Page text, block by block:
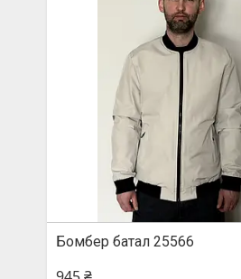
Бомбер батал 25566